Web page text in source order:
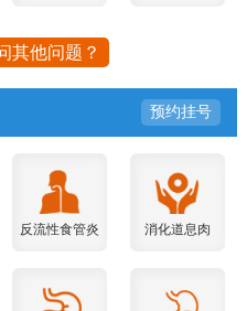
其他问题？
预约挂号
反流性食管炎 消化道息肉